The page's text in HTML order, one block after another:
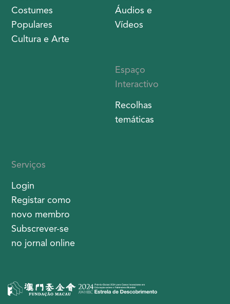
Costumes
Populares
Cultura e Arte
Áudios e
Vídeos
Espaço
Interactivo
Recolhas
temáticas
Serviços
Login
Registar como
novo membro
Subscrever-se
no jornal online